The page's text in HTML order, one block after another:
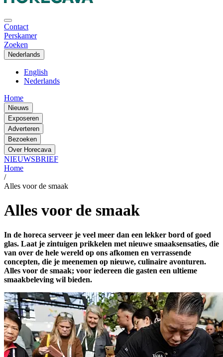
Contact
Perskamer
Zoeken
Nederlands
English
Nederlands
Home
Nieuws
Exposeren
Adverteren
Bezoeken
Over Horecava
NIEUWSBRIEF
Home
/
Alles voor de smaak
Alles voor de smaak
In de horeca serveer je veel meer dan een lekker bord of goed
glas. Laat je zintuigen prikkelen met nieuwe smaaksensaties, die
van over de hele wereld op ons afkomen en verrassende
concepten, die je meenemen op nieuwe, culinaire avonturen.
Alles voor de smaak; voor iedereen die gasten een ultieme
smaakbeleving wil bieden.